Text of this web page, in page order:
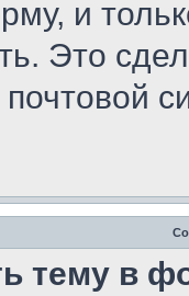
и
Это
почтовой
тему в